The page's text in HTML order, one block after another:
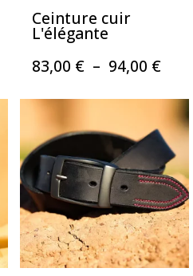
Ceinture cuir
L'élégante
83,00 € – 94,00 €
prix
à